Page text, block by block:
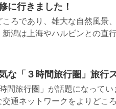
に行きました！
ころであり、雄大な自然風景
新潟は上海やハルビンとの直
な「３時間旅行圏」旅行
間旅行圏」が話題になって
交通ネットワークをよりどこ